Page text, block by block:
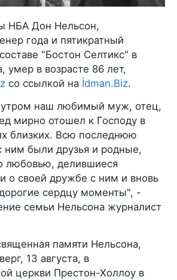
НБА Дон Нельсон,
года и пятикратный
"Бостон Селтикс" в
умер в возрасте 86 лет,
со ссылкой на İdman.Biz.
утром наш любимый муж, отец,
мирно отошел к Господу в
близких. Всю последнюю
ним были друзья и родные,
любовью, делившиеся
о своей дружбе с ним и вновь
сердцу моменты", -
семьи Нельсона журналист
памяти Нельсона,
13 августа, в
церкви Престон-Холлоу в